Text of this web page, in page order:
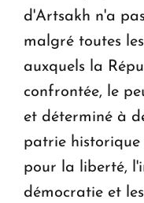
d'Artsakh n'a
malgré toutes
auxquels la
confrontée, le
et déterminé à
patrie
pour la liberté,
démocratie et